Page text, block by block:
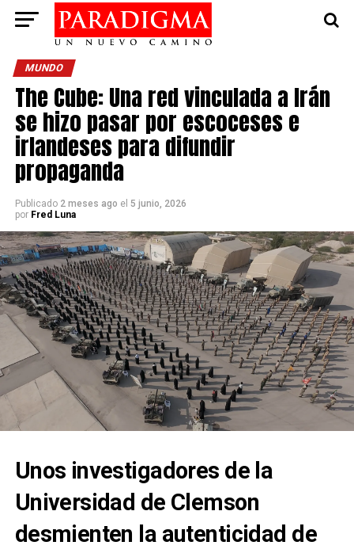
MUNDO
The Cube: Una red vinculada a Irán
se hizo pasar por escoceses e
irlandeses para difundir
propaganda
Publicado 2 meses ago el 5 junio, 2026
por Fred Luna
Unos investigadores de la
Universidad de Clemson
desmienten la autenticidad de